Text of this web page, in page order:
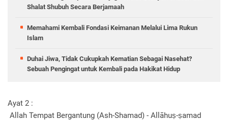
Shalat Shubuh Secara Berjamaah
Memahami Kembali Fondasi Keimanan Melalui Lima Rukun
Islam
Duhai Jiwa, Tidak Cukupkah Kematian Sebagai Nasehat?
Sebuah Pengingat untuk Kembali pada Hakikat Hidup
Ayat 2 :
Allah Tempat Bergantung (Ash-Shamad) - Allāhuṣ-ṣamad